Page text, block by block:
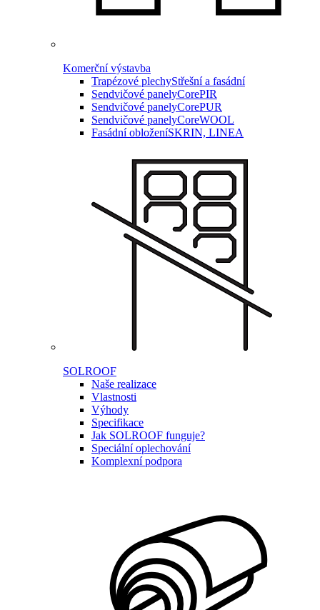
Komerční výstavba
Trapézové plechyStřešní a fasádní
Sendvičové panelyCorePIR
Sendvičové panelyCorePUR
Sendvičové panelyCoreWOOL
Fasádní obloženíSKRIN, LINEA
SOLROOF
Naše realizace
Vlastnosti
Výhody
Specifikace
Jak SOLROOF funguje?
Speciální oplechování
Komplexní podpora